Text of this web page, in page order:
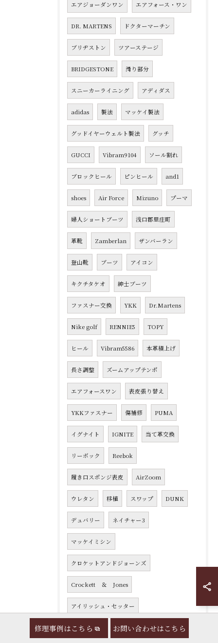
エアジョーダンワン エアフォース・ワン
DR. MARTENS ドクターマーチン
ブリヂストン ツアーステージ
BRIDGESTONE 滑り部分
スニーカーライニング アディダス
adidas 製法 マッケイ製法
グッドイヤーウェルト製法 グッチ
GUCCI Vibram9104 ソール割れ
ブロックヒール ピンヒール and1
shoes Air Force Mizuno プーマ
婦人ショートブーツ 浅口郡里庄町
革靴 Zamberlan ザンバーラン
登山靴 ブーツ アイコン
キクチタケオ 紳士ブーツ
ファスナー交換 YKK Dr.Martens
Nike golf RENNIE5 TOPY
ヒール Vibram5586 本革積上げ
長さ調整 ズームアップテンポ
エアフォースワン 表皮張り替え
YKKファスナー 傷補修 PUMA
イグナイト IGNITE 当て革交換
リーボック Reebok
履き口スポンジ表皮 AirZoom
ウレタン 移植 スワップ DUNK
デュバリー ネイチャー3
マッケイミシン
クロケットアンドジョーンズ
Crockett ＆ Jones
アイリッシュ・セッター
クラシックラウンド ミリタリーブーツ
修理事例はこちら お問い合わせはこちら